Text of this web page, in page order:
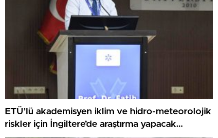
ETÜ’lü akademisyen iklim ve hidro-meteorolojik
riskler için İngiltere’de araştırma yapacak…